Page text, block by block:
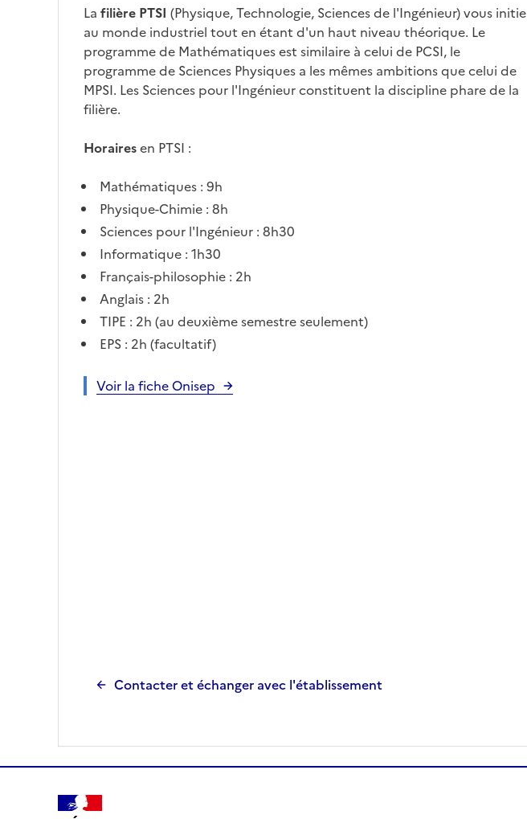
La filière PTSI (Physique, Technologie, Sciences de l'Ingénieur) vous initie
au monde industriel tout en étant d'un haut niveau théorique. Le
programme de Mathématiques est similaire à celui de PCSI, le
programme de Sciences Physiques a les mêmes ambitions que celui de
MPSI. Les Sciences pour l'Ingénieur constituent la discipline phare de la
filière.
Horairesen PTSI :
Mathématiques : 9h
Physique-Chimie : 8h
Sciences pour l'Ingénieur : 8h30
Informatique : 1h30
Français-philosophie : 2h
Anglais : 2h
TIPE : 2h (au deuxième semestre seulement)
EPS : 2h (facultatif)
Voir la fiche Onisep
Contacter et échanger avec l'établissement